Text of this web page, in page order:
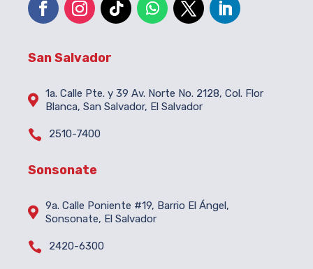
San Salvador
 1a. Calle Pte. y 39 Av. Norte No. 2128, Col. Flor
Blanca, San Salvador, El Salvador
 2510-7400
Sonsonate
 9a. Calle Poniente #19, Barrio El Ángel,
Sonsonate, El Salvador
 2420-6300